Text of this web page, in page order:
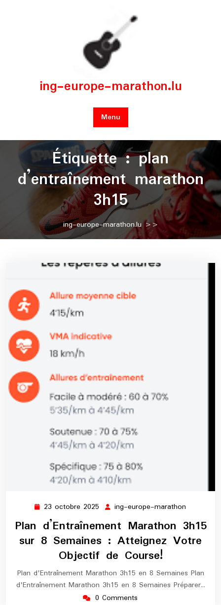
ing-europe-marathon.lu
Menu
Étiquette :plan
d’entraînement marathon
3h15
ing-europe-marathon.lu>>
23 octobre 2025 23
octobre
2025
ing-europe-marathon
europe-
marathon
Plan d’Entraînement Marathon 3h15
sur 8 Semaines : Atteignez Votre
Objectif de Course!
Plan d'Entraînement Marathon 3h15 en 8 Semaines Plan
d'Entraînement Marathon 3h15 en 8 Semaines Préparer…
0 Comments